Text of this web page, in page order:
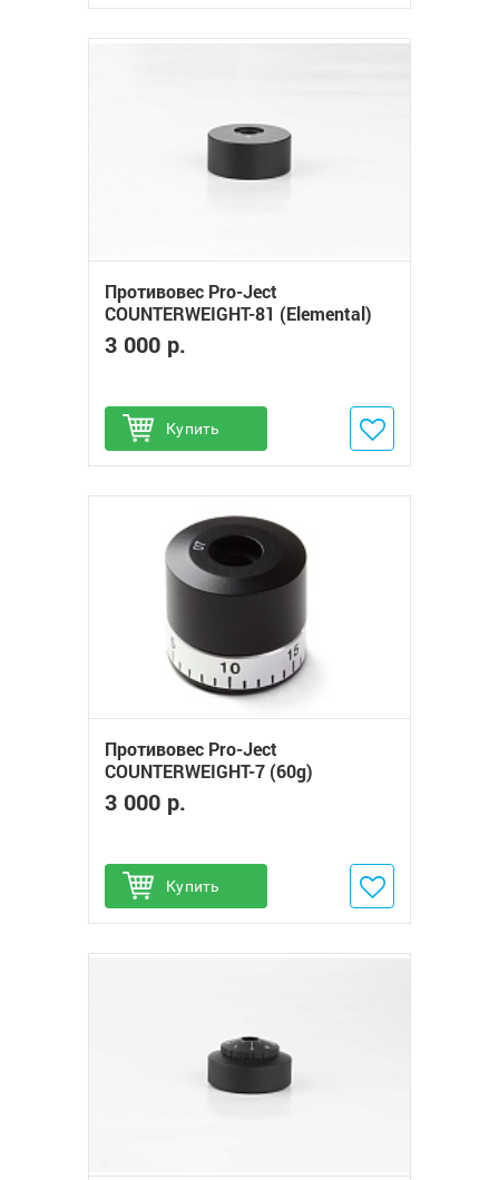
Противовес Pro-Ject
COUNTERWEIGHT-81 (Elemental)
3 000 р.
Купить
Добавить в избранное
Противовес Pro-Ject
COUNTERWEIGHT-7 (60g)
3 000 р.
Купить
Добавить в избранное